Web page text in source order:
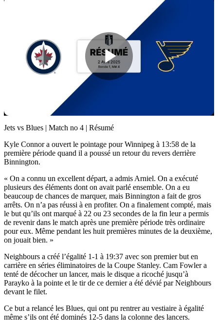
Play
Video
Jets vs Blues | Match no 4 | Résumé
Kyle Connor a ouvert le pointage pour Winnipeg à 13:58 de la
première période quand il a poussé un retour du revers derrière
Binnington.
« On a connu un excellent départ, a admis Arniel. On a exécuté
plusieurs des éléments dont on avait parlé ensemble. On a eu
beaucoup de chances de marquer, mais Binnington a fait de gros
arrêts. On n’a pas réussi à en profiter. On a finalement compté, mais
le but qu’ils ont marqué à 22 ou 23 secondes de la fin leur a permis
de revenir dans le match après une première période très ordinaire
pour eux. Même pendant les huit premières minutes de la deuxième,
on jouait bien. »
Neighbours a créé l’égalité 1-1 à 19:37 avec son premier but en
carrière en séries éliminatoires de la Coupe Stanley. Cam Fowler a
tenté de décocher un lancer, mais le disque a ricoché jusqu’à
Parayko à la pointe et le tir de ce dernier a été dévié par Neighbours
devant le filet.
Ce but a relancé les Blues, qui ont pu rentrer au vestiaire à égalité
même s’ils ont été dominés 12-5 dans la colonne des lancers.